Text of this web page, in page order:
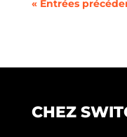
« Entrées
CHEZ